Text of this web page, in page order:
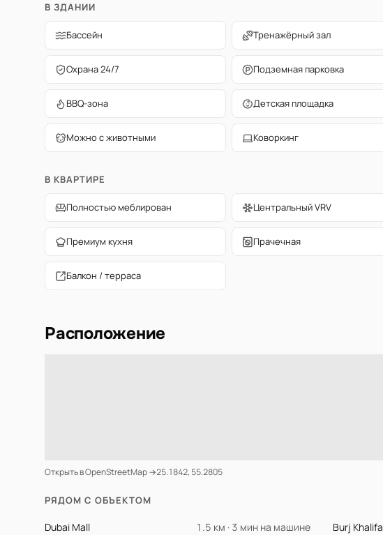
В ЗДАНИИ
Бассейн Тренажёрный зал
Охрана 24/7 Подземная парковка
BBQ-зона Детская площадка
Можно с животными Коворкинг
В КВАРТИРЕ
Полностью меблирован Центральный VRV
Премиум кухня Прачечная
Балкон / терраса
Расположение
Открыть в OpenStreetMap →25.1842, 55.2805
РЯДОМ С ОБЪЕКТОМ
Dubai Mall 1.5 км · 3 мин на машине Burj Khalifa